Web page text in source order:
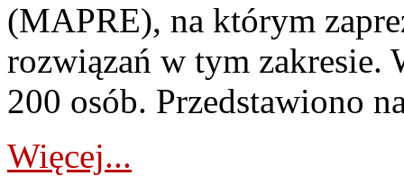
(MAPRE), na którym
rozwiązań w tym zakresie.
200 osób. Przedstawiono
Więcej...